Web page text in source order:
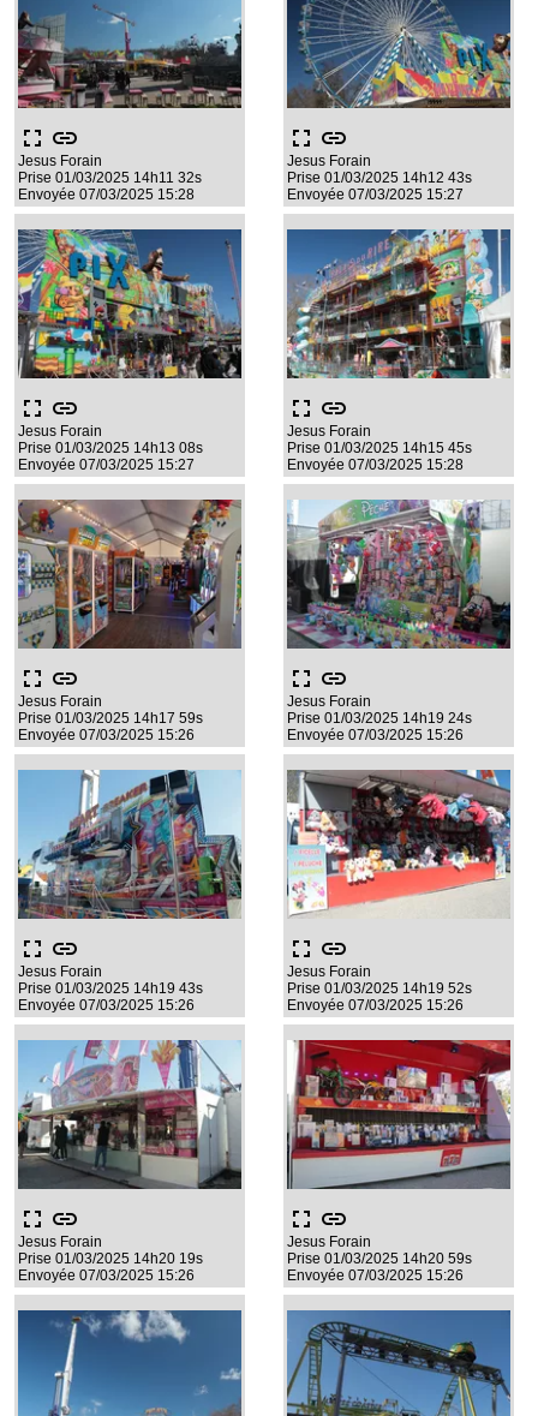
fullscreen link
Jesus Forain
Prise 01/03/2025 14h11 32s
Envoyée 07/03/2025 15:28
fullscreen link
Jesus Forain
Prise 01/03/2025 14h12 43s
Envoyée 07/03/2025 15:27
fullscreen link
Jesus Forain
Prise 01/03/2025 14h13 08s
Envoyée 07/03/2025 15:27
fullscreen link
Jesus Forain
Prise 01/03/2025 14h15 45s
Envoyée 07/03/2025 15:28
fullscreen link
Jesus Forain
Prise 01/03/2025 14h17 59s
Envoyée 07/03/2025 15:26
fullscreen link
Jesus Forain
Prise 01/03/2025 14h19 24s
Envoyée 07/03/2025 15:26
fullscreen link
Jesus Forain
Prise 01/03/2025 14h19 43s
Envoyée 07/03/2025 15:26
fullscreen link
Jesus Forain
Prise 01/03/2025 14h19 52s
Envoyée 07/03/2025 15:26
fullscreen link
Jesus Forain
Prise 01/03/2025 14h20 19s
Envoyée 07/03/2025 15:26
fullscreen link
Jesus Forain
Prise 01/03/2025 14h20 59s
Envoyée 07/03/2025 15:26